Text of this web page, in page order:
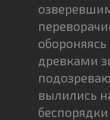
древками
вылились